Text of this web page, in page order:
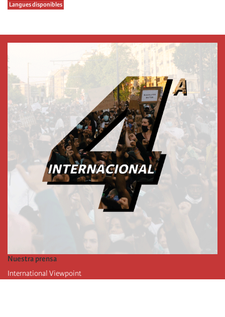
Langues disponibles
Nuestra prensa
International Viewpoint